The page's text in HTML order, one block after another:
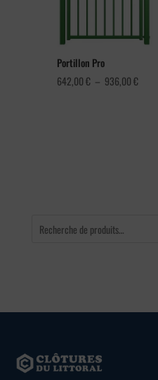
Portillon Pro
642,00€ – 936,00€Plage